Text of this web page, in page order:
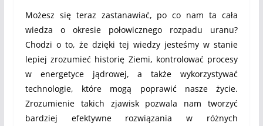
Możesz się teraz zastanawiać, po co nam ta cała
wiedza o okresie połowicznego rozpadu uranu?
Chodzi o to, że dzięki tej wiedzy jesteśmy w stanie
lepiej zrozumieć historię Ziemi, kontrolować procesy
w energetyce jądrowej, a także wykorzystywać
technologie, które mogą poprawić nasze życie.
Zrozumienie takich zjawisk pozwala nam tworzyć
bardziej efektywne rozwiązania w różnych